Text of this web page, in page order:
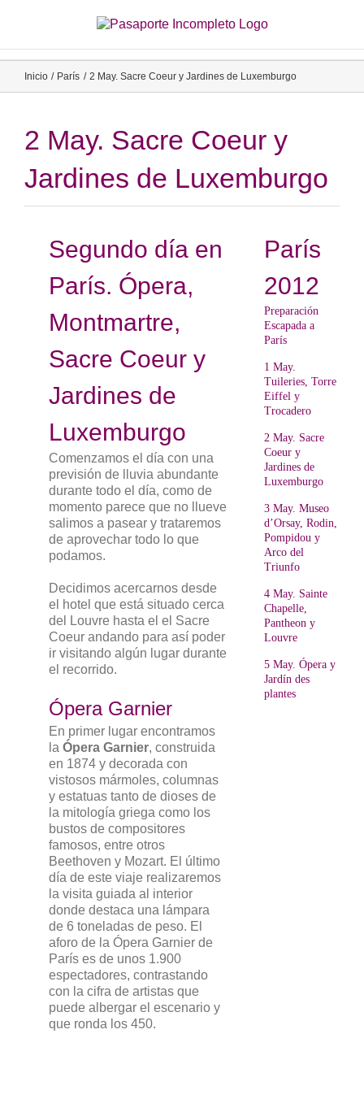
Inicio París 2 May. Sacre Coeur y Jardines de Luxemburgo
2 May. Sacre Coeur y
Jardines de Luxemburgo
Segundo día en
París. Ópera,
Montmartre,
Sacre Coeur y
Jardines de
Luxemburgo
Comenzamos el día con una
previsión de lluvia abundante
durante todo el día, como de
momento parece que no llueve
salimos a pasear y trataremos
de aprovechar todo lo que
podamos.
Decidimos acercarnos desde
el hotel que está situado cerca
del Louvre hasta el el Sacre
Coeur andando para así poder
ir visitando algún lugar durante
el recorrido.
Ópera Garnier
En primer lugar encontramos
la Ópera Garnier, construida
en 1874 y decorada con
vistosos mármoles, columnas
y estatuas tanto de dioses de
la mitología griega como los
bustos de compositores
famosos, entre otros
Beethoven y Mozart. El último
día de este viaje realizaremos
la visita guiada al interior
donde destaca una lámpara
de 6 toneladas de peso. El
aforo de la Ópera Garnier de
París es de unos 1.900
espectadores, contrastando
con la cifra de artistas que
puede albergar el escenario y
que ronda los 450.
París
2012
Preparación
Escapada a
París
1 May.
Tuileries, Torre
Eiffel y
Trocadero
2 May. Sacre
Coeur y
Jardines de
Luxemburgo
3 May. Museo
d’Orsay, Rodin,
Pompidou y
Arco del
Triunfo
4 May. Sainte
Chapelle,
Pantheon y
Louvre
5 May. Ópera y
Jardín des
plantes